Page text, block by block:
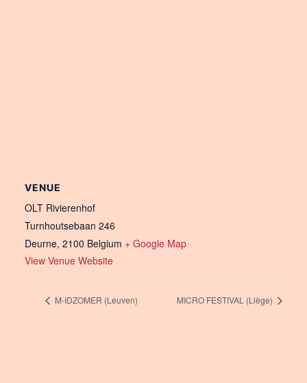
VENUE
OLT Rivierenhof
Turnhoutsebaan 246
Deurne, 2100 Belgium + Google Map
View Venue Website
M-IDZOMER (Leuven) MICRO FESTIVAL (Liège)